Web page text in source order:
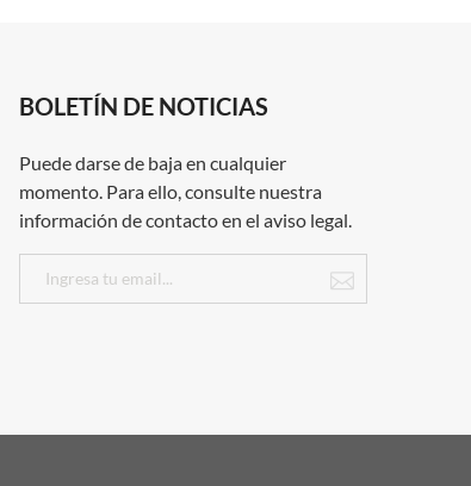
BOLETÍN DE NOTICIAS
Puede darse de baja en cualquier
momento. Para ello, consulte nuestra
información de contacto en el aviso legal.